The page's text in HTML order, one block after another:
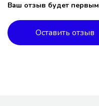
Ваш отзыв будет первым
Оставить отзыв